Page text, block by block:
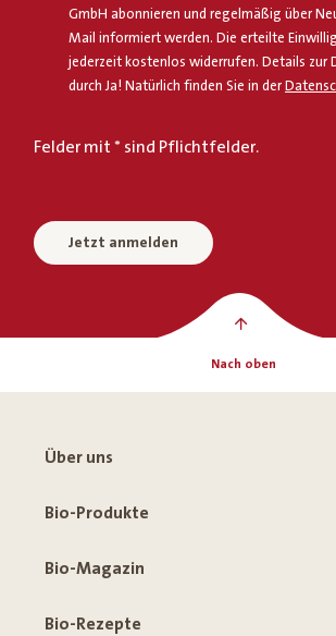
GmbH abonnieren und regelmäßig über
Mail informiert werden. Die erteilte
jederzeit kostenlos widerrufen. Details zur
durch Ja! Natürlich finden Sie in der
Felder mit * sind Pflichtfelder.
Jetzt anmelden
Nach oben
Über uns
Bio-Produkte
Bio-Magazin
Bio-Rezepte